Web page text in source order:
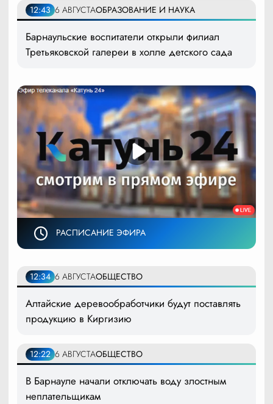
12:43 6 АВГУСТАОБРАЗОВАНИЕ И НАУКА
Барнаульские воспитатели открыли филиал
Третьяковской галереи в холле детского сада
РАСПИСАНИЕ ЭФИРА
12:34 6 АВГУСТАОБЩЕСТВО
Алтайские деревообработчики будут поставлять
продукцию в Киргизию
12:22 6 АВГУСТАОБЩЕСТВО
В Барнауле начали отключать воду злостным
неплательщикам